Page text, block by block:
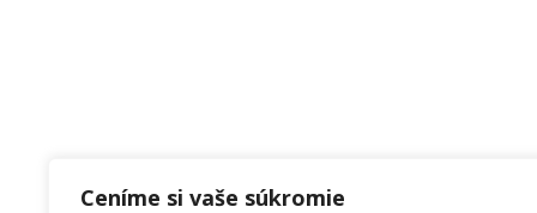
Ceníme si vaše súkromie